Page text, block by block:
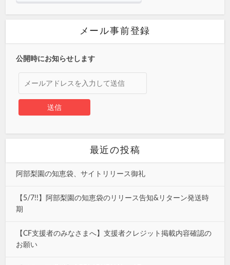
メール事前登録
公開時にお知らせします
最近の投稿
阿部梨園の知恵袋、サイトリリース御礼
【5/7!!】阿部梨園の知恵袋のリリース告知&リターン発送時
期
【CF支援者のみなさまへ】支援者クレジット掲載内容確認の
お願い